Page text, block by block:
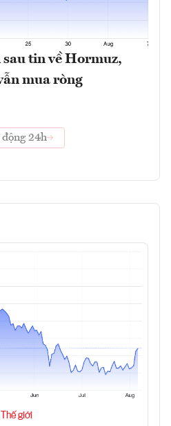
tin về Hormuz,
mua ròng
24h
Thế giới